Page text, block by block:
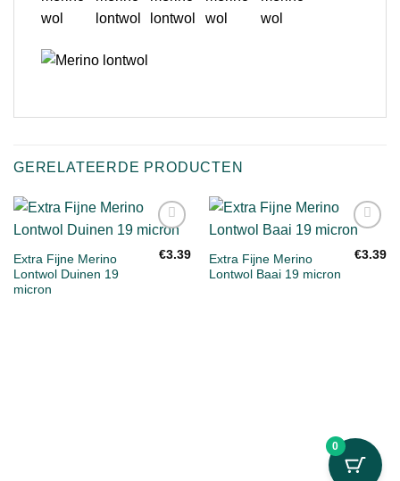
GERELATEERDE PRODUCTEN
aan
Extra Fijne Merino
Lontwol Duinen 19
micron
€3.39
aan
Extra Fijne Merino
Lontwol Baai 19 micron
€3.39
0